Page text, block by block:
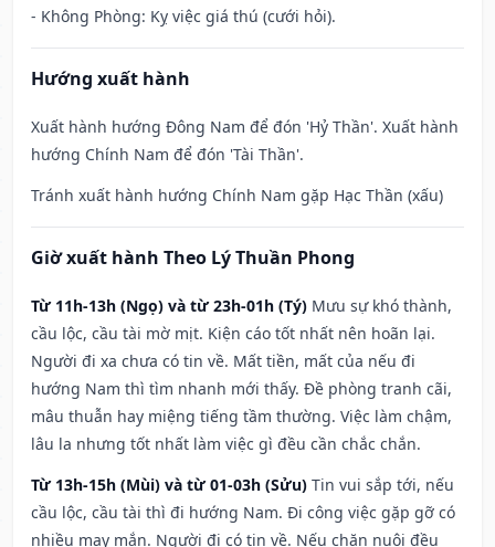
- Không Phòng: Kỵ việc giá thú (cưới hỏi).
Hướng xuất hành
Xuất hành hướng Đông Nam để đón 'Hỷ Thần'. Xuất hành
hướng Chính Nam để đón 'Tài Thần'.
Tránh xuất hành hướng Chính Nam gặp Hạc Thần (xấu)
Giờ xuất hành Theo Lý Thuần Phong
Từ 11h-13h (Ngọ) và từ 23h-01h (Tý) Mưu sự khó thành,
cầu lộc, cầu tài mờ mịt. Kiện cáo tốt nhất nên hoãn lại.
Người đi xa chưa có tin về. Mất tiền, mất của nếu đi
hướng Nam thì tìm nhanh mới thấy. Đề phòng tranh cãi,
mâu thuẫn hay miệng tiếng tầm thường. Việc làm chậm,
lâu la nhưng tốt nhất làm việc gì đều cần chắc chắn.
Từ 13h-15h (Mùi) và từ 01-03h (Sửu) Tin vui sắp tới, nếu
cầu lộc, cầu tài thì đi hướng Nam. Đi công việc gặp gỡ có
nhiều may mắn. Người đi có tin về. Nếu chăn nuôi đều